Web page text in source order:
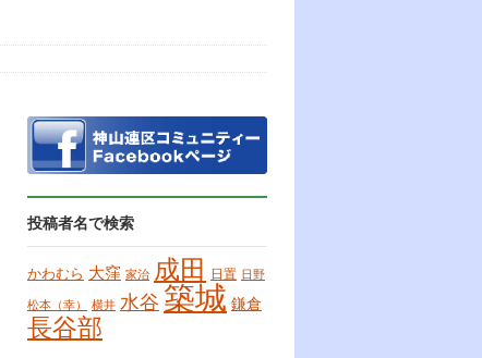
投稿者名で検索
かわむら 大窪 家治 成田 日置 日野
松本（幸） 横井 水谷 築城 鎌倉
長谷部